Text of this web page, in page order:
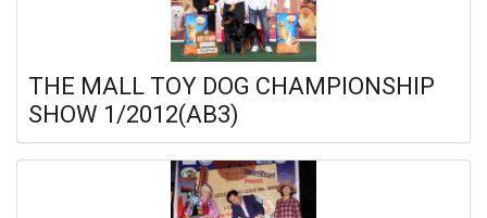
THE MALL TOY DOG CHAMPIONSHIP
SHOW 1/2012(AB3)